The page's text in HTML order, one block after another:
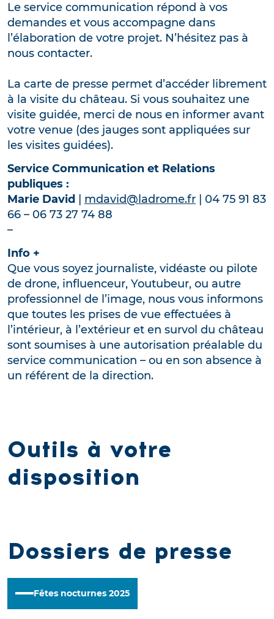
Le service communication répond à vos
demandes et vous accompagne dans
l’élaboration de votre projet. N’hésitez pas à
nous contacter.
La carte de presse permet d’accéder librement
à la visite du château. Si vous souhaitez une
visite guidée, merci de nous en informer avant
votre venue (des jauges sont appliquées sur
les visites guidées).
Service Communication et Relations
publiques :
Marie David
mdavid@ladrome.fr | 04 75 91 83
66 – 06 73 27 74 88
–
Info +
Que vous soyez journaliste, vidéaste ou pilote
de drone, influenceur, Youtubeur, ou autre
professionnel de l’image, nous vous informons
que toutes les prises de vue effectuées à
l’intérieur, à l’extérieur et en survol du château
sont soumises à une autorisation préalable du
service communication – ou en son absence à
un référent de la direction.
Outils à votre
disposition
Dossiers de presse
Fêtes nocturnes 2025